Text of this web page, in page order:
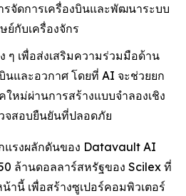
รจัดการเครื่องบินและพัฒนาระบบ
กับเครื่องจักร
ๆ เพื่อส่งเสริมความร่วมมือด้าน
และอวกาศ โดยที่ AI จะช่วยยก
หม่ผ่านการสร้างแบบจำลองเชิง
จสอบยืนยันที่ปลอดภัย
แรงผลักดันของ Datavault AI
ล้านดอลลาร์สหรัฐของ Scilex ที่
านี้ เพื่อสร้างซูเปอร์คอมพิวเตอร์